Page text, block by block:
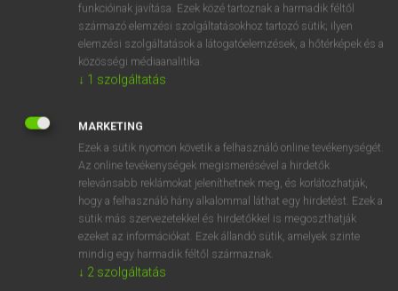
DÍJMENTES ANGOL SZÓTÁR
kifő
kifröccsen
funkcióinak javítása. Ezek közé tartoznak a harmadik féltől
származó elemzési szolgáltatásokhoz tartozó sütik; ilyen
elemzési szolgáltatások a látogatóelemzések, a hőtérképek és a
közösségi médiaanalitika.
↓ 1 szolgáltatás
MARKETING
Ezek a sütik nyomon követik a felhasználó online tevékenységét.
Az online tevékenységek megismerésével a hirdetők
relevánsabb reklámokat jeleníthetnek meg, és korlátozhatják,
hogy a felhasználó hány alkalommal láthat egy hirdetést. Ezek a
sütik más szervezetekkel és hirdetőkkel is megoszthatják
ezeket az információkat. Ezek állandó sütik, amelyek szinte
mindig egy harmadik féltől származnak.
↓ 2 szolgáltatás